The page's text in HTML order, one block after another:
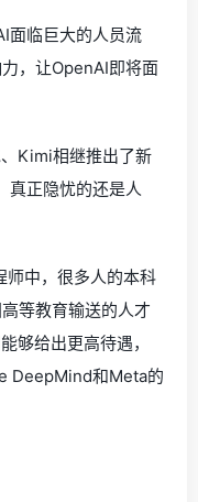
面临巨大的人员流
，让OpenAI即将面
Kimi相继推出了新
真正隐忧的还是人
师中，很多人的本科
等教育输送的人才
够给出更高待遇，
DeepMind和Meta的